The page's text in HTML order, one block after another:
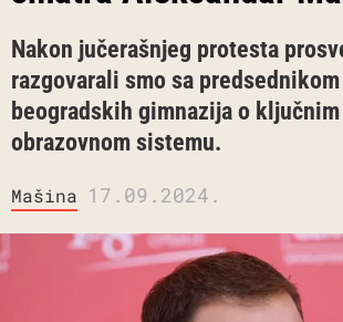
Nakon jučerašnjeg protesta
razgovarali smo sa predsednikom
beogradskih gimnazija o
obrazovnom sistemu.
Mašina 17.09.2024.